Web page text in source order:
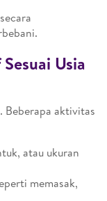
Usia
Beberapa aktivitas
atau ukuran
memasak,